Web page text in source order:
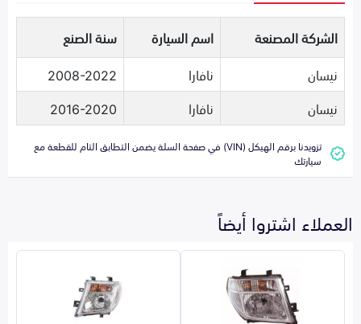
الشركة المصنعة اسم السيارة
سنة الصنع
نيسان
نافارا
2008-2022
نيسان
نافارا 2016-2020
تزويدنا برقم الهيكل (VIN) في صفحة السلة يضمن التطابق التام للقطعة مع
سيارتك
العملاء اشتروا أيضاً